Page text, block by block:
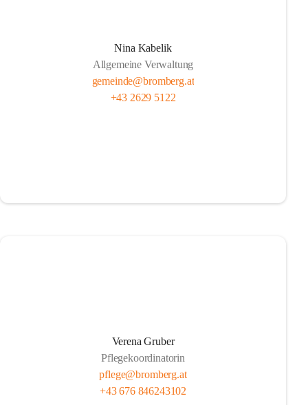
Nina Kabelik
Allgemeine Verwaltung
gemeinde@bromberg.at
+43 2629 5122
Verena Gruber
Pflegekoordinatorin
pflege@bromberg.at
+43 676 846243102